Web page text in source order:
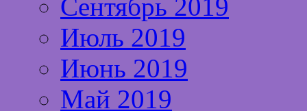
Сентябрь 2019
Июль 2019
Июнь 2019
Май 2019